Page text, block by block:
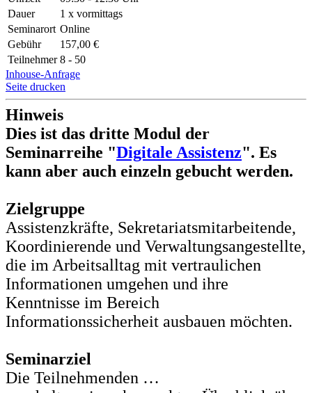
Dauer
1 x vormittags
Seminarort Online
Gebühr
157,00 €
Teilnehmer 8 - 50
Inhouse-Anfrage
Seite drucken
Hinweis
Dies ist das dritte Modul der
Seminarreihe "Digitale Assistenz". Es
kann aber auch einzeln gebucht werden.
Zielgruppe
Assistenzkräfte, Sekretariatsmitarbeitende,
Koordinierende und Verwaltungsangestellte,
die im Arbeitsalltag mit vertraulichen
Informationen umgehen und ihre
Kenntnisse im Bereich
Informationssicherheit ausbauen möchten.
Seminarziel
Die Teilnehmenden …